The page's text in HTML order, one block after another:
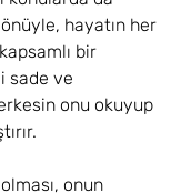
hayatın her
bir
sade ve
onu okuyup
onun